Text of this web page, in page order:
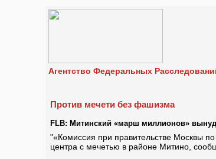
Агентство Федеральных
Против мечети без фашизма
FLB: Митинский «марш миллионов»
"«Комиссия при правительстве Москвы по
центра с мечетью в районе Митино,